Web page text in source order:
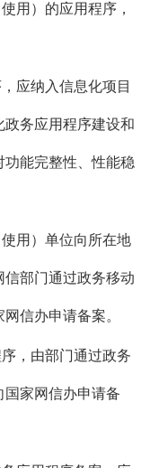
用）的应用程序，
应纳入信息化项目
务应用程序建设和
能完整性、性能稳
用）单位向所在地
部门通过政务移动
信办申请备案。
，由部门通过政务
家网信办申请备